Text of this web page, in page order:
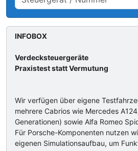
INFOBOX
Verdecksteuergeräte
Praxistest statt Vermutung
Wir verfügen über eigene
mehrere Cabrios wie Mercedes
Generationen) sowie Alfa Romeo
Für Porsche-Komponenten nutzen
eigenen Simulationsaufbau, um